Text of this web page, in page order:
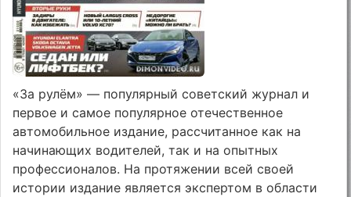
«За рулём» — популярный советский журнал и
первое и самое популярное отечественное
автомобильное издание, рассчитанное как на
начинающих водителей, так и на опытных
профессионалов. На протяжении всей своей
истории издание является экспертом в области